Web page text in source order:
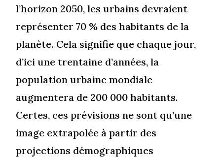
l’horizon 2050, les urbains devraient
représenter 70 % des habitants de la
planète. Cela signifie que chaque jour,
d’ici une trentaine d’années, la
population urbaine mondiale
augmentera de 200 000 habitants.
Certes, ces prévisions ne sont qu’une
image extrapolée à partir des
projections démographiques